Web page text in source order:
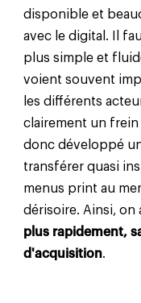
disponible et
avec le digital. Il
plus simple et
voient souvent
les différents
clairement un frein
donc développé
transférer quasi
menus print au
dérisoire. Ainsi, on
plus rapidement,
d'acquisition.